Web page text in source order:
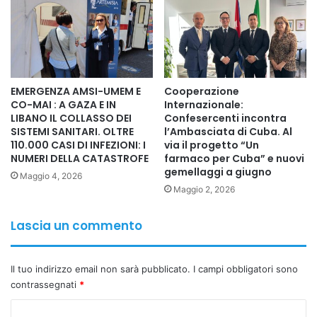
uno dei Paesi più esposti a una domanda sanitaria
complessa e continuativa. In questo contesto la resilienza
del sistema non è un’opzione ma una necessità strategica.
Carenza strutturale di personale
Secondo le statistiche AMSI-UMEM-UNITI PER UNIRE
aggiornate al 31 gennaio 2026, la carenza complessiva
nella sanità pubblica italiana ha raggiunto circa 158 mila
professionisti, in crescita rispetto ai 150mila di fine 2025.
La mancanza di oltre 104mila infermieri e circa 48mila
medici non è un dato contabile ma un fattore che incide
della qualità assistenziale. A questi si aggiungono oltre
37mila operatori socio-sanitari mancanti e più di 22mila
professionisti delle altre aree sanitarie.
Se non si interviene con una pianificazione pluriennale del
fabbisogno, la carenza è destinata a crescere di almeno il
EMERGENZA AMSI-UMEM E
CO-MAI : A GAZA E IN
LIBANO IL COLLASSO DEI
SISTEMI SANITARI. OLTRE
110.000 CASI DI INFEZIONI: I
NUMERI DELLA CATASTROFE
Maggio 4, 2026
Cooperazione
Internazionale:
Confesercenti incontra
l’Ambasciata di Cuba. Al
via il progetto “Un
farmaco per Cuba” e nuovi
gemellaggi a giugno
Maggio 2, 2026
Lascia un commento
Il tuo indirizzo email non sarà pubblicato. I campi obbligatori sono
contrassegnati *